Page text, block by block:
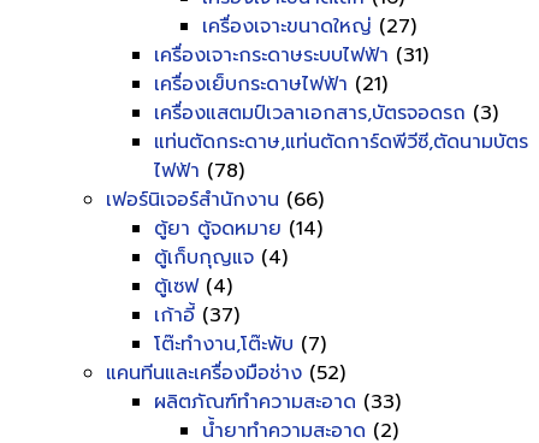
เครื่องเจาะขนาดใหญ่ (27)
เครื่องเจาะกระดาษระบบไฟฟ้า (31)
เครื่องเย็บกระดาษไฟฟ้า (21)
เครื่องแสตมป์เวลาเอกสาร,บัตรจอดรถ (3)
แท่นตัดกระดาษ,แท่นตัดการ์ดพีวีซี,ตัดนามบัตร
ไฟฟ้า (78)
เฟอร์นิเจอร์สำนักงาน (66)
ตู้ยา ตู้จดหมาย (14)
ตู้เก็บกุญแจ (4)
ตู้เซฟ(4)
เก้าอี้ (37)
โต๊ะทำงาน,โต๊ะพับ (7)
แคนทีนและเครื่องมือช่าง (52)
ผลิตภัณฑ์ทำความสะอาด (33)
น้ำยาทำความสะอาด (2)